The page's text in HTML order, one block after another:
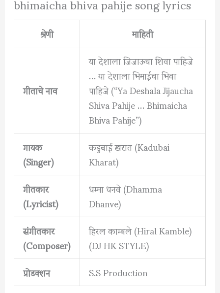
श्रेणी माहिती
गीताचे नाव
या देशाला जिजाऊचा शिवा पाहिजे
… या देशाला भिमाईचा भिवा
पाहिजे (“Ya Deshala Jijaucha
Shiva Pahije … Bhimaicha
Bhiva Pahije”)
गायक
(Singer)
कडुबाई खरात (Kadubai
Kharat)
गीतकार
(Lyricist)
धम्मा धनवे (Dhamma
Dhanve)
संगीतकार
(Composer)
हिरल काम्बले (Hiral Kamble)
(DJ HK STYLE)
प्रोडक्शन
S.S Production